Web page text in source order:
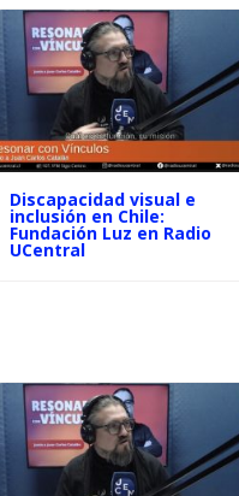
Discapacidad visual e
inclusión en Chile:
Fundación Luz en Radio
UCentral